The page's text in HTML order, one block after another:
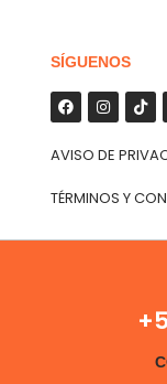
SÍGUENOS
AVISO DE
TÉRMINOS Y